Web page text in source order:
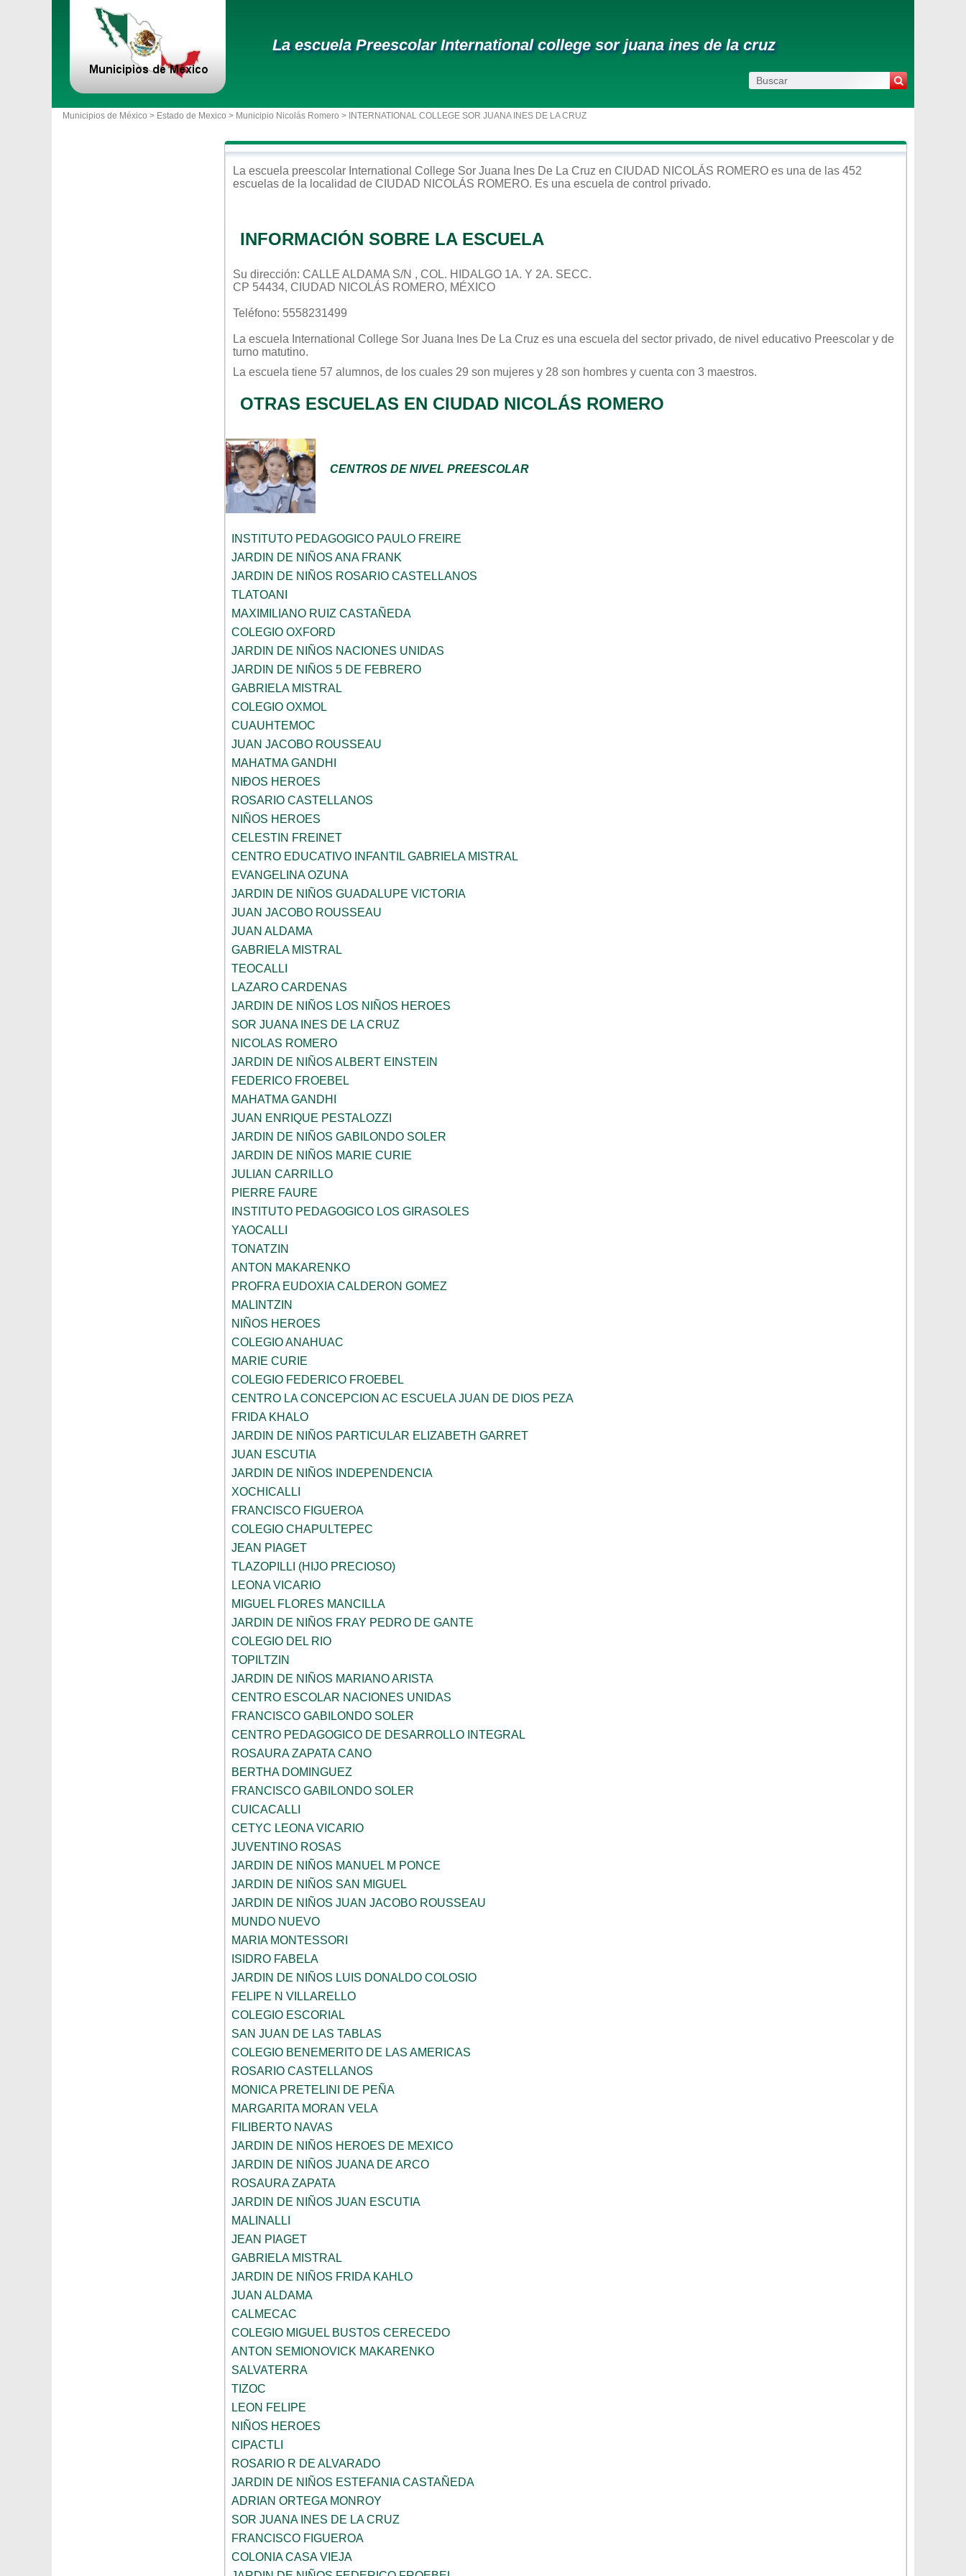
La escuela Preescolar International college sor juana ines de la cruz
Municipios de México > Estado de Mexico > Municipio Nicolás Romero > INTERNATIONAL COLLEGE SOR JUANA INES DE LA CRUZ
La escuela preescolar International College Sor Juana Ines De La Cruz en CIUDAD NICOLÁS ROMERO es una de las 452
escuelas de la localidad de CIUDAD NICOLÁS ROMERO. Es una escuela de control privado.
INFORMACIÓN SOBRE LA ESCUELA
Su dirección: CALLE ALDAMA S/N , COL. HIDALGO 1A. Y 2A. SECC.
CP 54434, CIUDAD NICOLÁS ROMERO, MÉXICO
Teléfono: 5558231499
La escuela International College Sor Juana Ines De La Cruz es una escuela del sector privado, de nivel educativo Preescolar y de
turno matutino.
La escuela tiene 57 alumnos, de los cuales 29 son mujeres y 28 son hombres y cuenta con 3 maestros.
OTRAS ESCUELAS EN CIUDAD NICOLÁS ROMERO
CENTROS DE NIVEL PREESCOLAR
INSTITUTO PEDAGOGICO PAULO FREIRE
JARDIN DE NIÑOS ANA FRANK
JARDIN DE NIÑOS ROSARIO CASTELLANOS
TLATOANI
MAXIMILIANO RUIZ CASTAÑEDA
COLEGIO OXFORD
JARDIN DE NIÑOS NACIONES UNIDAS
JARDIN DE NIÑOS 5 DE FEBRERO
GABRIELA MISTRAL
COLEGIO OXMOL
CUAUHTEMOC
JUAN JACOBO ROUSSEAU
MAHATMA GANDHI
NIÐOS HEROES
ROSARIO CASTELLANOS
NIÑOS HEROES
CELESTIN FREINET
CENTRO EDUCATIVO INFANTIL GABRIELA MISTRAL
EVANGELINA OZUNA
JARDIN DE NIÑOS GUADALUPE VICTORIA
JUAN JACOBO ROUSSEAU
JUAN ALDAMA
GABRIELA MISTRAL
TEOCALLI
LAZARO CARDENAS
JARDIN DE NIÑOS LOS NIÑOS HEROES
SOR JUANA INES DE LA CRUZ
NICOLAS ROMERO
JARDIN DE NIÑOS ALBERT EINSTEIN
FEDERICO FROEBEL
MAHATMA GANDHI
JUAN ENRIQUE PESTALOZZI
JARDIN DE NIÑOS GABILONDO SOLER
JARDIN DE NIÑOS MARIE CURIE
JULIAN CARRILLO
PIERRE FAURE
INSTITUTO PEDAGOGICO LOS GIRASOLES
YAOCALLI
TONATZIN
ANTON MAKARENKO
PROFRA EUDOXIA CALDERON GOMEZ
MALINTZIN
NIÑOS HEROES
COLEGIO ANAHUAC
MARIE CURIE
COLEGIO FEDERICO FROEBEL
CENTRO LA CONCEPCION AC ESCUELA JUAN DE DIOS PEZA
FRIDA KHALO
JARDIN DE NIÑOS PARTICULAR ELIZABETH GARRET
JUAN ESCUTIA
JARDIN DE NIÑOS INDEPENDENCIA
XOCHICALLI
FRANCISCO FIGUEROA
COLEGIO CHAPULTEPEC
JEAN PIAGET
TLAZOPILLI (HIJO PRECIOSO)
LEONA VICARIO
MIGUEL FLORES MANCILLA
JARDIN DE NIÑOS FRAY PEDRO DE GANTE
COLEGIO DEL RIO
TOPILTZIN
JARDIN DE NIÑOS MARIANO ARISTA
CENTRO ESCOLAR NACIONES UNIDAS
FRANCISCO GABILONDO SOLER
CENTRO PEDAGOGICO DE DESARROLLO INTEGRAL
ROSAURA ZAPATA CANO
BERTHA DOMINGUEZ
FRANCISCO GABILONDO SOLER
CUICACALLI
CETYC LEONA VICARIO
JUVENTINO ROSAS
JARDIN DE NIÑOS MANUEL M PONCE
JARDIN DE NIÑOS SAN MIGUEL
JARDIN DE NIÑOS JUAN JACOBO ROUSSEAU
MUNDO NUEVO
MARIA MONTESSORI
ISIDRO FABELA
JARDIN DE NIÑOS LUIS DONALDO COLOSIO
FELIPE N VILLARELLO
COLEGIO ESCORIAL
SAN JUAN DE LAS TABLAS
COLEGIO BENEMERITO DE LAS AMERICAS
ROSARIO CASTELLANOS
MONICA PRETELINI DE PEÑA
MARGARITA MORAN VELA
FILIBERTO NAVAS
JARDIN DE NIÑOS HEROES DE MEXICO
JARDIN DE NIÑOS JUANA DE ARCO
ROSAURA ZAPATA
JARDIN DE NIÑOS JUAN ESCUTIA
MALINALLI
JEAN PIAGET
GABRIELA MISTRAL
JARDIN DE NIÑOS FRIDA KAHLO
JUAN ALDAMA
CALMECAC
COLEGIO MIGUEL BUSTOS CERECEDO
ANTON SEMIONOVICK MAKARENKO
SALVATERRA
TIZOC
LEON FELIPE
NIÑOS HEROES
CIPACTLI
ROSARIO R DE ALVARADO
JARDIN DE NIÑOS ESTEFANIA CASTAÑEDA
ADRIAN ORTEGA MONROY
SOR JUANA INES DE LA CRUZ
FRANCISCO FIGUEROA
COLONIA CASA VIEJA